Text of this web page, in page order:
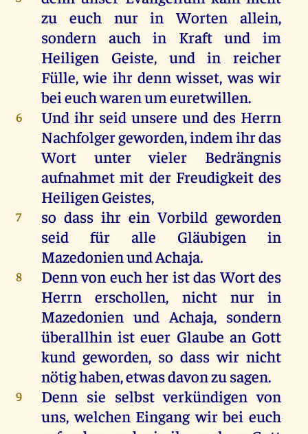
zu euch nur in Worten allein,
sondern auch in Kraft und im
Heiligen Geiste, und in reicher
Fülle, wie ihr denn wisset, was wir
bei euch waren um euretwillen.
6
Und ihr seid unsere und des Herrn
Nachfolger geworden, indem ihr das
Wort unter vieler Bedrängnis
aufnahmet mit der Freudigkeit des
Heiligen Geistes,
7
so dass ihr ein Vorbild geworden
seid für alle Gläubigen in
Mazedonien und Achaja.
8
Denn von euch her ist das Wort des
Herrn erschollen, nicht nur in
Mazedonien und Achaja, sondern
überallhin ist euer Glaube an Gott
kund geworden, so dass wir nicht
nötig haben, etwas davon zu sagen.
9
Denn sie selbst verkündigen von
uns, welchen Eingang wir bei euch